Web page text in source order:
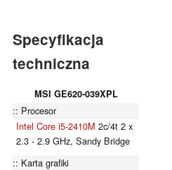
Specyfikacja
techniczna
MSI GE620-039XPL
Procesor
Intel Core i5-2410M 2c/4t 2 x
2.3 - 2.9 GHz, Sandy Bridge
Karta grafiki